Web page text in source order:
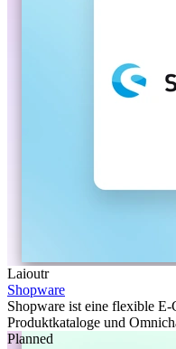
Laioutr
Shopware
Shopware ist eine flexible
Produktkataloge und
Planned